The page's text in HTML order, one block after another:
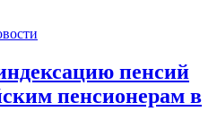
пенсий
пенсионерам в